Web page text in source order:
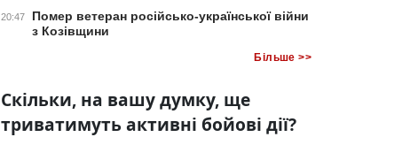
20:47
Помер ветеран російсько-української війни
з Козівщини
Більше >>
Скільки, на вашу думку, ще
триватимуть активні бойові дії?